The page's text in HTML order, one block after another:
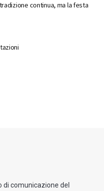
continua, ma la festa
comunicazione del